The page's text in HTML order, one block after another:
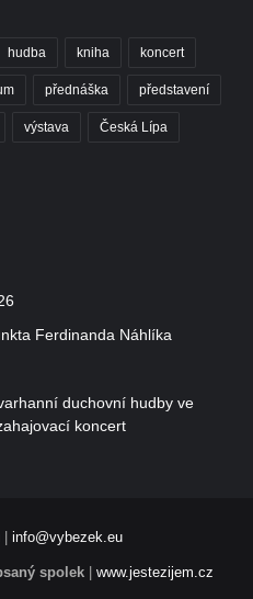
hudba kniha koncert
přednáška představení
výstava Česká Lípa
Ferdinanda Náhlíka
duchovní hudby ve
koncert
| info@vybezek.eu
spolek www.jestezijem.cz